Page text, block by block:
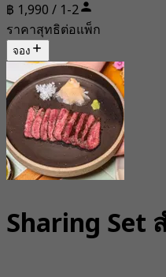
฿ 1,990 / 1-2
ราคาสุทธิต่อแพ็ก
จอง
Sharing Set